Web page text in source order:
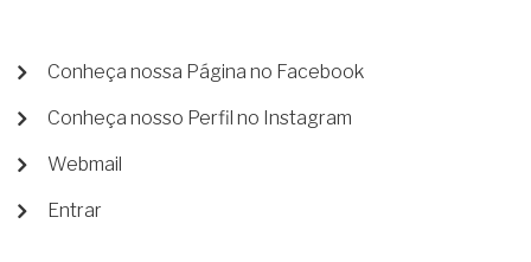
PROCESSO
JUDICIAL?
MENU
CONTA
DE
Conheça nossa Página no Facebook
Conheça nosso Perfil no Instagram
Webmail
Entrar